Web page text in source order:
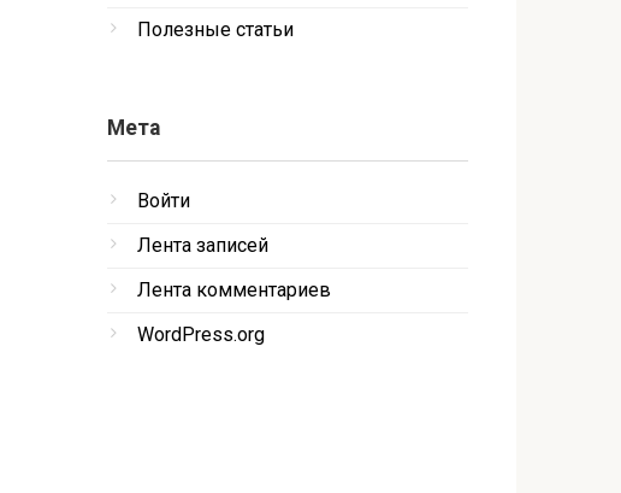
Полезные статьи
Мета
Войти
Лента записей
Лента комментариев
WordPress.org